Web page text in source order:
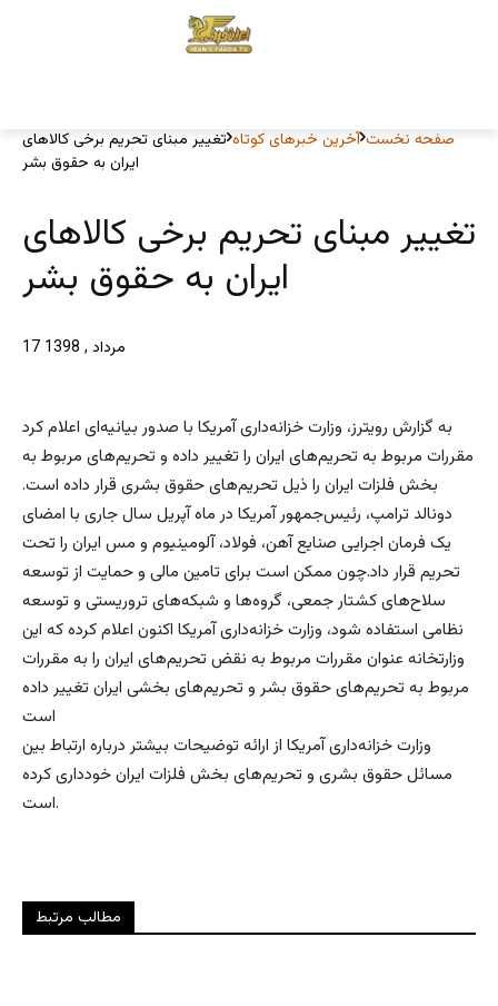
صفحه نخست آخرین خبرهای کوتاه تغییر مبنای تحریم برخی کالاهای
ایران به حقوق بشر
تغییر مبنای تحریم برخی کالاهای
ایران به حقوق بشر
17 مرداد , 1398
به گزارش رویترز، وزارت خزانه‌داری آمریکا با صدور بیانیه‌ای اعلام کرد
مقررات مربوط به تحریم‌های ایران را تغییر داده و تحریم‌های مربوط به
بخش فلزات ایران را ذیل تحریم‌های حقوق بشری قرار داده است.
دونالد ترامپ، رئیس‌جمهور آمریکا در ماه آپریل سال جاری با امضای
یک فرمان اجرایی صنایع آهن، فولاد، آلومینیوم و مس ایران را تحت
تحریم قرار داد.چون ممکن است برای تامین مالی و حمایت از توسعه
سلاح‌های کشتار جمعی، گروه‌ها و شبکه‌های تروریستی و توسعه
نظامی استفاده شود، وزارت خزانه‌داری آمریکا اکنون اعلام کرده که این
وزارتخانه عنوان مقررات مربوط به نقض تحریم‌های ایران را به مقررات
مربوط به تحریم‌های حقوق بشر و تحریم‌‌های بخشی ایران تغییر داده
است
وزارت خزانه‌داری آمریکا از ارائه توضیحات بیشتر درباره ارتباط بین
مسائل حقوق بشری و تحریم‌های بخش فلزات ایران خودداری کرده
است.
مطالب مرتبط